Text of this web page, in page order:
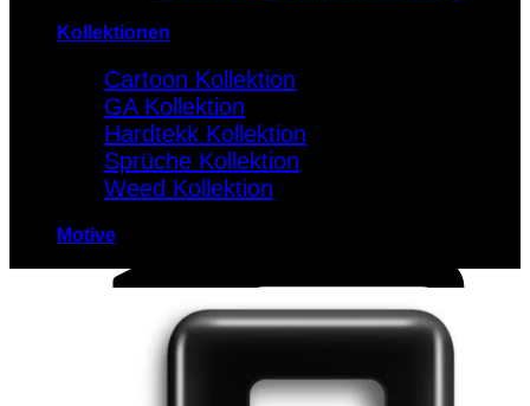
Kollektionen
Cartoon Kollektion
GA Kollektion
Hardtekk Kollektion
Sprüche Kollektion
Weed Kollektion
Motive